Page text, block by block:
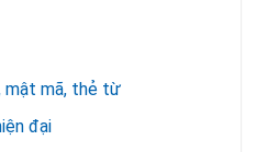
mật mã, thẻ từ
đại